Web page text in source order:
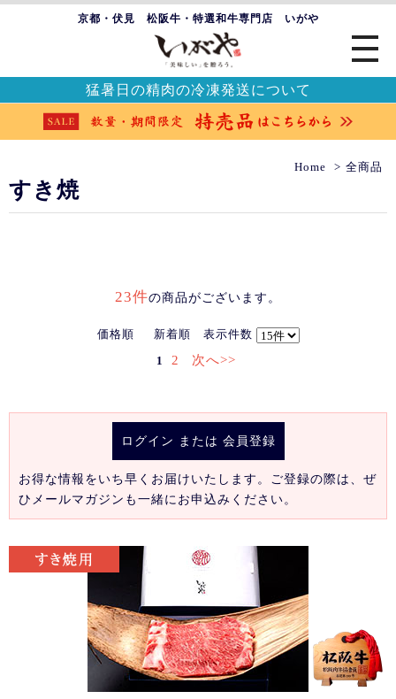
京都・伏見 松阪牛・特選和牛専門店 いがや
猛暑日の精肉の冷凍発送について
Home 全商品
すき焼
23件の商品がございます。
価格順 新着順 表示件数
1 2 次へ>>
ログイン または 会員登録
お得な情報をいち早くお届けいたします。ご登録の際は、ぜ
ひメールマガジンも一緒にお申込みください。